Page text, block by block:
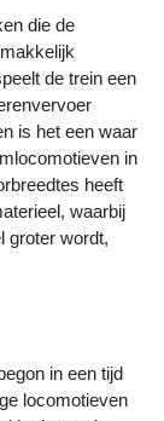
die de
de trein een
is het een waar
in
heeft
waarbij
groter wordt,
in een tijd
locomotieven